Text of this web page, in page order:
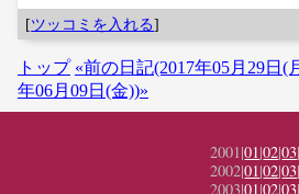
[ツッコミを入れる]
トップ «前の日記(2017年05月29日(
年06月09日(金))»
2001|01|02|03
2002|01|02|03
2003|01|02|03